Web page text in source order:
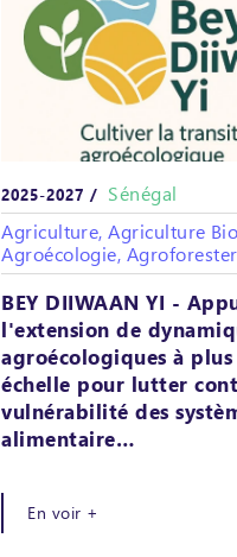
2025-2027 / Sénégal
Agriculture, Agriculture
Agroécologie,
BEY DIIWAAN YI -
l'extension de
agroécologiques à
échelle pour lutter
vulnérabilité des
alimentaire…
En voir +